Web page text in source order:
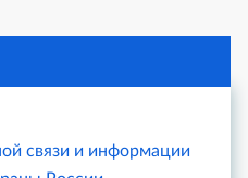
связи и информации